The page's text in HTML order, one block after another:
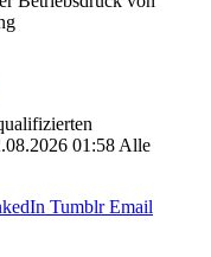
01:58 Alle
Tumblr Email